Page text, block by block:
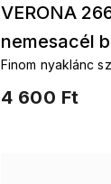
VERONA
nemesacél
4 600 Ft
Finom nyaklánc